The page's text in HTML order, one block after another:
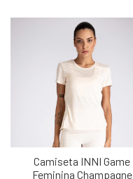
Camiseta INNI Game
Feminina Champagne